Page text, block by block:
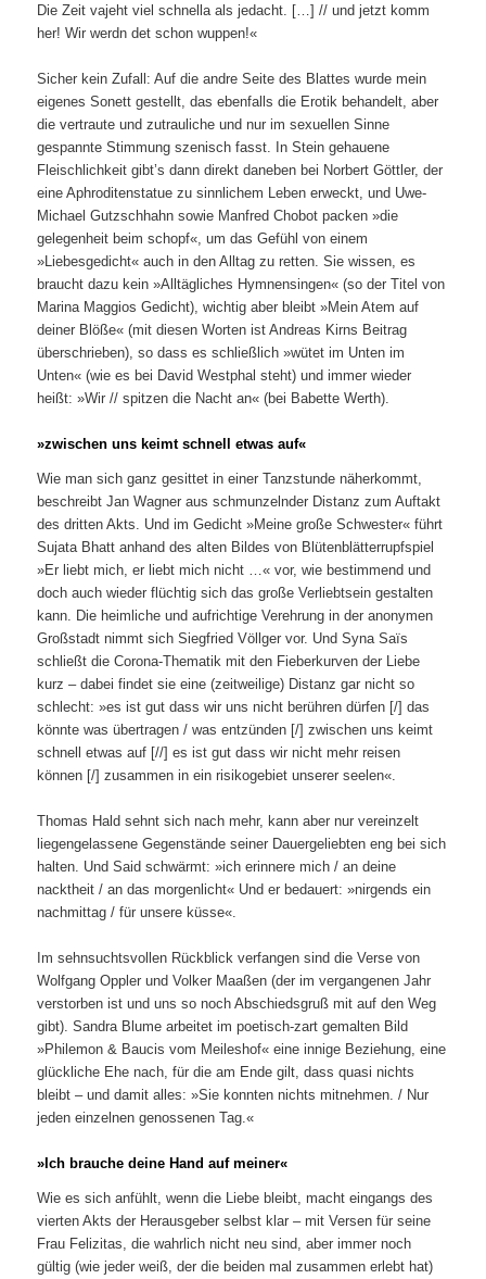
Die Zeit vajeht viel schnella als jedacht. […] // und jetzt komm
her! Wir werdn det schon wuppen!«
Sicher kein Zufall: Auf die andre Seite des Blattes wurde mein
eigenes Sonett gestellt, das ebenfalls die Erotik behandelt, aber
die vertraute und zutrauliche und nur im sexuellen Sinne
gespannte Stimmung szenisch fasst. In Stein gehauene
Fleischlichkeit gibt’s dann direkt daneben bei Norbert Göttler, der
eine Aphroditenstatue zu sinnlichem Leben erweckt, und Uwe-
Michael Gutzschhahn sowie Manfred Chobot packen »die
gelegenheit beim schopf«, um das Gefühl von einem
»Liebesgedicht« auch in den Alltag zu retten. Sie wissen, es
braucht dazu kein »Alltägliches Hymnensingen« (so der Titel von
Marina Maggios Gedicht), wichtig aber bleibt »Mein Atem auf
deiner Blöße« (mit diesen Worten ist Andreas Kirns Beitrag
überschrieben), so dass es schließlich »wütet im Unten im
Unten« (wie es bei David Westphal steht) und immer wieder
heißt: »Wir // spitzen die Nacht an« (bei Babette Werth).
»zwischen uns keimt schnell etwas auf«
Wie man sich ganz gesittet in einer Tanzstunde näherkommt,
beschreibt Jan Wagner aus schmunzelnder Distanz zum Auftakt
des dritten Akts. Und im Gedicht »Meine große Schwester« führt
Sujata Bhatt anhand des alten Bildes von Blütenblätterrupfspiel
»Er liebt mich, er liebt mich nicht …« vor, wie bestimmend und
doch auch wieder flüchtig sich das große Verliebtsein gestalten
kann. Die heimliche und aufrichtige Verehrung in der anonymen
Großstadt nimmt sich Siegfried Völlger vor. Und Syna Saïs
schließt die Corona-Thematik mit den Fieberkurven der Liebe
kurz – dabei findet sie eine (zeitweilige) Distanz gar nicht so
schlecht: »es ist gut dass wir uns nicht berühren dürfen [/] das
könnte was übertragen / was entzünden [/] zwischen uns keimt
schnell etwas auf [//] es ist gut dass wir nicht mehr reisen
können [/] zusammen in ein risikogebiet unserer seelen«.
Thomas Hald sehnt sich nach mehr, kann aber nur vereinzelt
liegengelassene Gegenstände seiner Dauergeliebten eng bei sich
halten. Und Said schwärmt: »ich erinnere mich / an deine
nacktheit / an das morgenlicht« Und er bedauert: »nirgends ein
nachmittag / für unsere küsse«.
Im sehnsuchtsvollen Rückblick verfangen sind die Verse von
Wolfgang Oppler und Volker Maaßen (der im vergangenen Jahr
verstorben ist und uns so noch Abschiedsgruß mit auf den Weg
gibt). Sandra Blume arbeitet im poetisch-zart gemalten Bild
»Philemon & Baucis vom Meileshof« eine innige Beziehung, eine
glückliche Ehe nach, für die am Ende gilt, dass quasi nichts
bleibt – und damit alles: »Sie konnten nichts mitnehmen. / Nur
jeden einzelnen genossenen Tag.«
»Ich brauche deine Hand auf meiner«
Wie es sich anfühlt, wenn die Liebe bleibt, macht eingangs des
vierten Akts der Herausgeber selbst klar – mit Versen für seine
Frau Felizitas, die wahrlich nicht neu sind, aber immer noch
gültig (wie jeder weiß, der die beiden mal zusammen erlebt hat)